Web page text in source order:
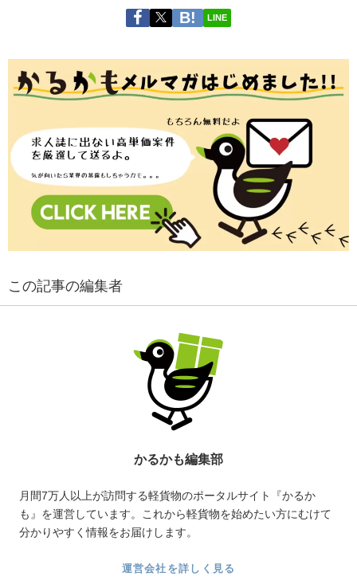
LINE
この記事の編集者
かるかも編集部
月間7万人以上が訪問する軽貨物のポータルサイト『かるか
も』を運営しています。これから軽貨物を始めたい方にむけて
分かりやすく情報をお届けします。
運営会社を詳しく見る